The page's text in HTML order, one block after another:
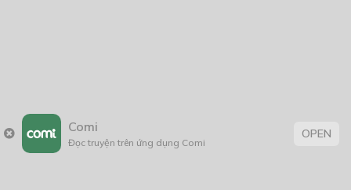
Comi
Đọc truyện trên ứng dụng Comi
OPEN